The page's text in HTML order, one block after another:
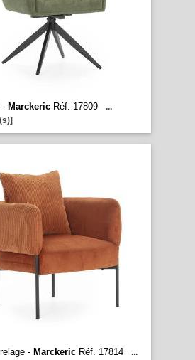
- MarckericRéf. 17809
...
- MarckericRéf. 17814
...